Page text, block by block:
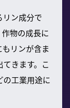
ン成分で
物の成長に
リンが含ま
きます。こ
の工業用途に